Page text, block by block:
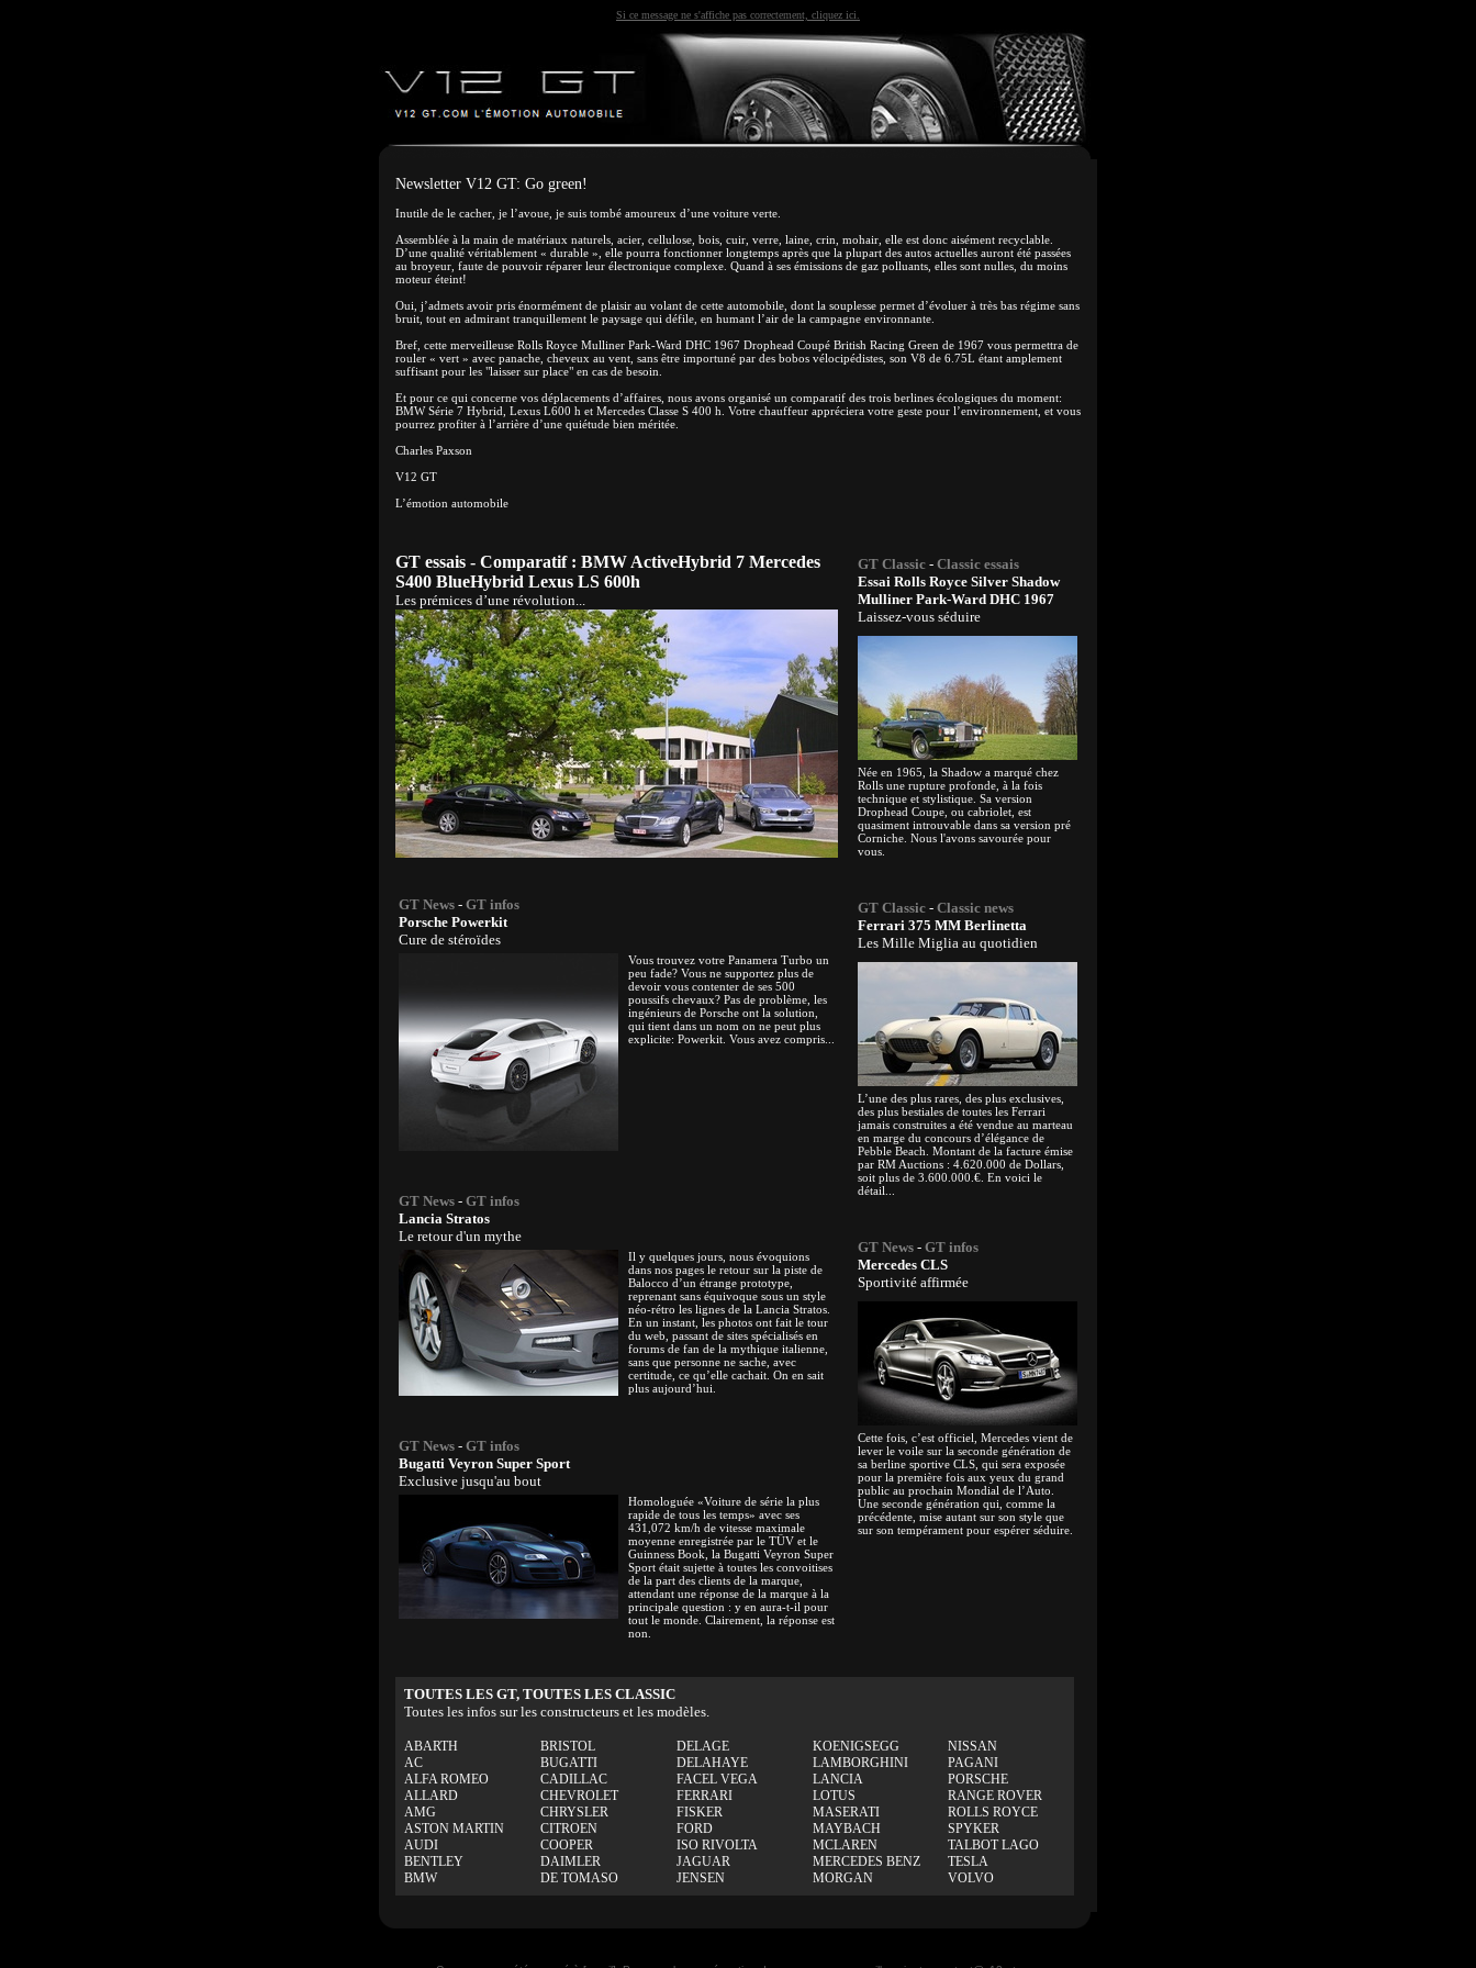
Si ce message ne s'affiche pas correctement, cliquez ici.
Newsletter V12 GT: Go green!
Inutile de le cacher, je l’avoue, je suis tombé amoureux d’une voiture verte.
Assemblée à la main de matériaux naturels, acier, cellulose, bois, cuir, verre, laine, crin, mohair, elle est donc aisément recyclable.
D’une qualité véritablement « durable », elle pourra fonctionner longtemps après que la plupart des autos actuelles auront été passées
au broyeur, faute de pouvoir réparer leur électronique complexe. Quand à ses émissions de gaz polluants, elles sont nulles, du moins
moteur éteint!
Oui, j’admets avoir pris énormément de plaisir au volant de cette automobile, dont la souplesse permet d’évoluer à très bas régime sans
bruit, tout en admirant tranquillement le paysage qui défile, en humant l’air de la campagne environnante.
Bref, cette merveilleuse Rolls Royce Mulliner Park-Ward DHC 1967 Drophead Coupé British Racing Green de 1967 vous permettra de
rouler « vert » avec panache, cheveux au vent, sans être importuné par des bobos vélocipédistes, son V8 de 6.75L étant amplement
suffisant pour les "laisser sur place" en cas de besoin.
Et pour ce qui concerne vos déplacements d’affaires, nous avons organisé un comparatif des trois berlines écologiques du moment:
BMW Série 7 Hybrid, Lexus L600 h et Mercedes Classe S 400 h. Votre chauffeur appréciera votre geste pour l’environnement, et vous
pourrez profiter à l’arrière d’une quiétude bien méritée.
Charles Paxson
V12 GT
L’émotion automobile
GT essais - Comparatif : BMW ActiveHybrid 7 Mercedes
S400 BlueHybrid Lexus LS 600h
Les prémices d’une révolution...
GT News - GT infos
Porsche Powerkit
Cure de stéroïdes
Vous trouvez votre Panamera Turbo un
peu fade? Vous ne supportez plus de
devoir vous contenter de ses 500
poussifs chevaux? Pas de problème, les
ingénieurs de Porsche ont la solution,
qui tient dans un nom on ne peut plus
explicite: Powerkit. Vous avez compris...
GT News - GT infos
Lancia Stratos
Le retour d'un mythe
Il y quelques jours, nous évoquions
dans nos pages le retour sur la piste de
Balocco d’un étrange prototype,
reprenant sans équivoque sous un style
néo-rétro les lignes de la Lancia Stratos.
En un instant, les photos ont fait le tour
du web, passant de sites spécialisés en
forums de fan de la mythique italienne,
sans que personne ne sache, avec
certitude, ce qu’elle cachait. On en sait
plus aujourd’hui.
GT News - GT infos
Bugatti Veyron Super Sport
Exclusive jusqu'au bout
Homologuée «Voiture de série la plus
rapide de tous les temps» avec ses
431,072 km/h de vitesse maximale
moyenne enregistrée par le TÜV et le
Guinness Book, la Bugatti Veyron Super
Sport était sujette à toutes les convoitises
de la part des clients de la marque,
attendant une réponse de la marque à la
principale question : y en aura-t-il pour
tout le monde. Clairement, la réponse est
non.
GT Classic - Classic essais
Essai Rolls Royce Silver Shadow
Mulliner Park-Ward DHC 1967
Laissez-vous séduire
Née en 1965, la Shadow a marqué chez
Rolls une rupture profonde, à la fois
technique et stylistique. Sa version
Drophead Coupe, ou cabriolet, est
quasiment introuvable dans sa version pré
Corniche. Nous l'avons savourée pour
vous.
GT Classic - Classic news
Ferrari 375 MM Berlinetta
Les Mille Miglia au quotidien
L’une des plus rares, des plus exclusives,
des plus bestiales de toutes les Ferrari
jamais construites a été vendue au marteau
en marge du concours d’élégance de
Pebble Beach. Montant de la facture émise
par RM Auctions : 4.620.000 de Dollars,
soit plus de 3.600.000.€. En voici le
détail...
GT News - GT infos
Mercedes CLS
Sportivité affirmée
Cette fois, c’est officiel, Mercedes vient de
lever le voile sur la seconde génération de
sa berline sportive CLS, qui sera exposée
pour la première fois aux yeux du grand
public au prochain Mondial de l’Auto.
Une seconde génération qui, comme la
précédente, mise autant sur son style que
sur son tempérament pour espérer séduire.
TOUTES LES GT, TOUTES LES CLASSIC
Toutes les infos sur les constructeurs et les modèles.
ABARTH
AC
ALFA ROMEO
ALLARD
AMG
ASTON MARTIN
AUDI
BENTLEY
BMW
BRISTOL
BUGATTI
CADILLAC
CHEVROLET
CHRYSLER
CITROEN
COOPER
DAIMLER
DE TOMASO
DELAGE
DELAHAYE
FACEL VEGA
FERRARI
FISKER
FORD
ISO RIVOLTA
JAGUAR
JENSEN
KOENIGSEGG
LAMBORGHINI
LANCIA
LOTUS
MASERATI
MAYBACH
MCLAREN
MERCEDES BENZ
MORGAN
NISSAN
PAGANI
PORSCHE
RANGE ROVER
ROLLS ROYCE
SPYKER
TALBOT LAGO
TESLA
VOLVO